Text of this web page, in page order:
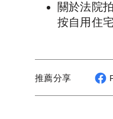
關於法院
按自用住
推薦分享